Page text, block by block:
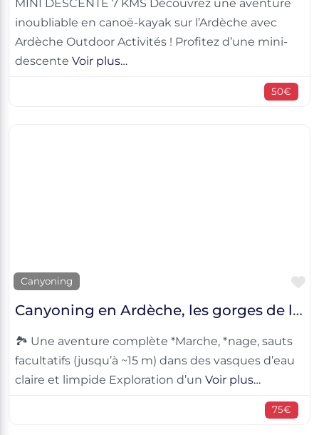
MINI DESCENTE 7 KMS Découvrez une aventure
inoubliable en canoë-kayak sur l’Ardèche avec
Ardèche Outdoor Activités ! Profitez d’une mini-
descente Voir plus…
50€
Canyoning
Canyoning en Ardèche, les gorges de la Borne
🏞️ Une aventure complète *Marche, *nage, sauts
facultatifs (jusqu’à ~15 m) dans des vasques d’eau
claire et limpide Exploration d’un Voir plus…
75€